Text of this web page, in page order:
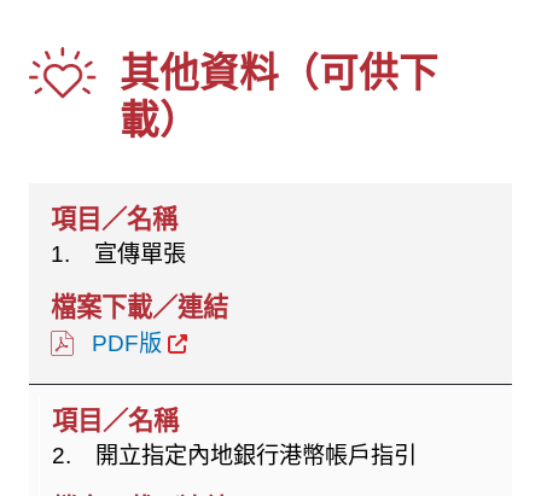
其他資料（可供下
載）
1. 宣傳單張
PDF版
2. 開立指定內地銀行港幣帳戶指引